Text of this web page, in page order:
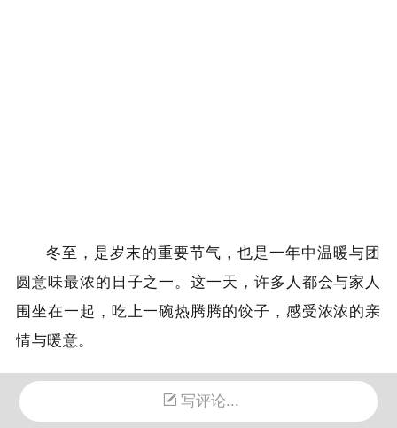
冬至，是岁末的重要节气，也是一年中温暖与团
圆意味最浓的日子之一。这一天，许多人都会与家人
围坐在一起，吃上一碗热腾腾的饺子，感受浓浓的亲
情与暖意。
而在冬至前夕，马爱云医院党支部组织党员职工
走进养护中心，开展了一场温馨有爱的志愿服务活动
写评论...